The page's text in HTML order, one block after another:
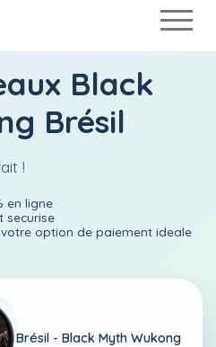
Black
Brésil
!
en ligne
securise
option de paiement ideale
Brésil - Black Myth Wukong